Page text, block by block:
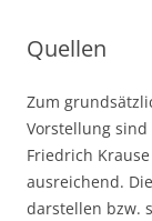
Quellen
Zum
Vorstellung
Friedrich
ausreichend.
darstellen bzw.